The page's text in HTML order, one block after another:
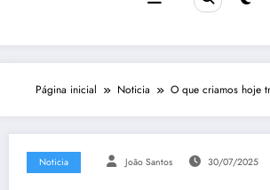
Página inicial Noticia O que criamos hoje
Noticia João Santos 30/07/2025